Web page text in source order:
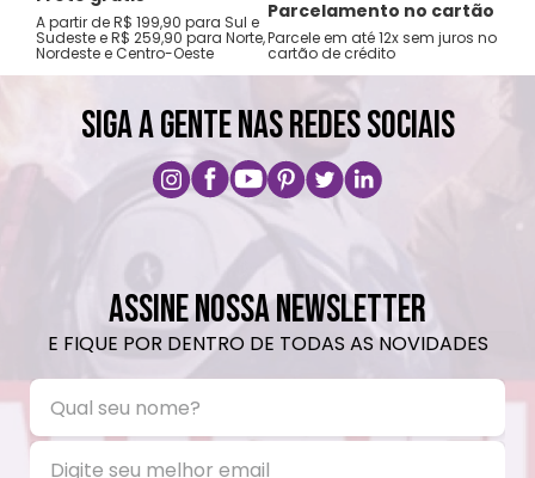
A partir de R$ 199,90 para Sul e
Sudeste e R$ 259,90 para Norte,
Nordeste e Centro-Oeste
Parcelamento no cartão
Parcele em até 12x sem juros no
cartão de crédito
SIGA A GENTE NAS REDES SOCIAIS
ASSINE NOSSA NEWSLETTER
E FIQUE POR DENTRO DE TODAS AS NOVIDADES